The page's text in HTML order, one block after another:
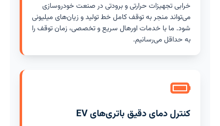
خرابی تجهیزات حرارتی و برودتی در صنعت خودروسازی
می‌تواند منجر به توقف کامل خط تولید و زیان‌های میلیونی
شود. ما با خدمات اورهال سریع و تخصصی، زمان توقف را
به حداقل می‌رسانیم.
کنترل دمای دقیق باتری‌های EV